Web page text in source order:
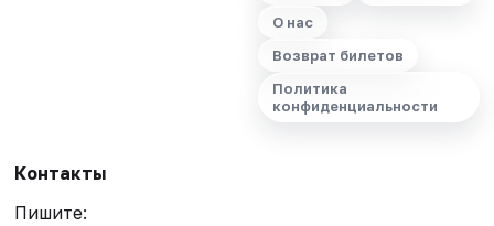
О нас
Возврат билетов
Политика
конфиденциальности
Контакты
Пишите: